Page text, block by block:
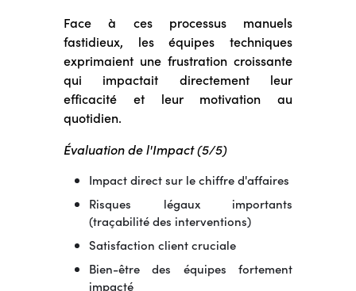
Face à ces processus manuels
fastidieux, les équipes techniques
exprimaient une frustration croissante
qui impactait directement leur
efficacité et leur motivation au
quotidien.
Évaluation de l'Impact (5/5)
Impact direct sur le chiffre d'affaires
Risques légaux importants
(traçabilité des interventions)
Satisfaction client cruciale
Bien-être des équipes fortement
impacté